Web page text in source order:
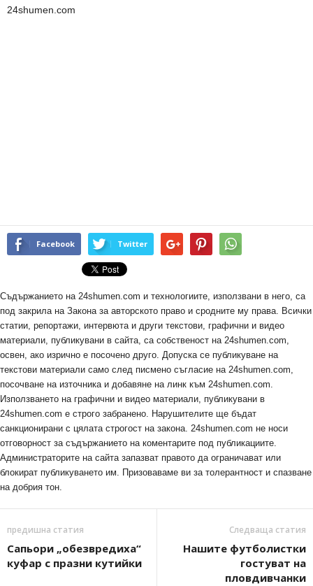
24shumen.com
Facebook Twitter
Съдържанието на 24shumen.com и технологиите, използвани в него, са
под закрила на Закона за авторското право и сродните му права. Всички
статии, репортажи, интервюта и други текстови, графични и видео
материали, публикувани в сайта, са собственост на 24shumen.com,
освен, ако изрично е посочено друго. Допуска се публикуване на
текстови материали само след писмено съгласие на 24shumen.com,
посочване на източника и добавяне на линк към 24shumen.com.
Използването на графични и видео материали, публикувани в
24shumen.com е строго забранено. Нарушителите ще бъдат
санкционирани с цялата строгост на закона. 24shumen.com не носи
отговорност за съдържанието на коментарите под публикациите.
Администраторите на сайта запазват правото да ограничават или
блокират публикуването им. Призоваваме ви за толерантност и спазване
на добрия тон.
предишна статия
Сапьори „обезвредиха“
куфар с празни кутийки
Следваща статия
Нашите футболистки
гостуват на
пловдивчанки